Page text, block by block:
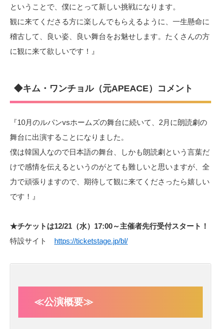
ということで、僕にとって新しい挑戦になります。
観に来てくださる方に楽しんでもらえるように、一生懸命に
稽古して、良い姿、良い舞台をお魅せします。たくさんの方
に観に来て欲しいです！』
◆キム・ワンチョル（元APEACE）コメント
『10月のルパンvsホームズの舞台に続いて、2月に朗読劇の
舞台に出演することになりました。
僕は韓国人なので日本語の舞台、しかも朗読劇という言葉だ
けで感情を伝えるというのがとても難しいと思いますが、全
力で頑張りますので、期待して観に来てくださったら嬉しい
です！』
★チケットは12/21（水）17:00～主催者先行受付スタート！
特設サイト https://ticketstage.jp/bl/
≪公演概要≫